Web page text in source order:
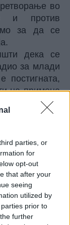
parties, or
for
opt-out
that after your
seeing
utilized by
prior to
further
во
и против
за да се
дека се
за млади
постигната,
на примена
и дело,
права.
и
за
за
поддржува
дека таму ја